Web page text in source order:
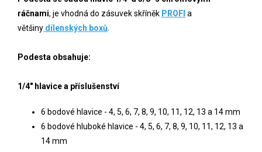
ráčnami, je vhodná do zásuvek skříněk PROFI a
většiny dílenských boxů
Podesta obsahuje:
1/4" hlavice a příslušenství
6 bodové hlavice - 4, 5, 6, 7, 8, 9, 10, 11, 12, 13 a 14 mm
6 bodové hluboké hlavice - 4, 5, 6, 7, 8, 9, 10, 11, 12, 13 a
14 mm